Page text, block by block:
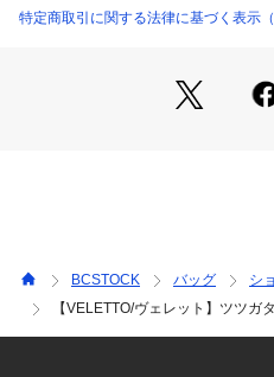
て設立されたブランド。
近年はサステナブルな観点か
としたバッグや靴などの生産を
フリー(009):F
※カラーについて
特定商取引に関する法律に基づく表示（
BCSTOCK バッグ
シ
【VELETTO/ヴェレット】ツツガ